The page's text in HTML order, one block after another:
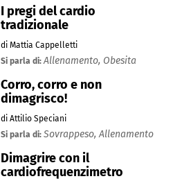
I pregi del cardio
tradizionale
di Mattia Cappelletti
Si parla di:Allenamento, Obesita
Corro, corro e non
dimagrisco!
di Attilio Speciani
Si parla di: Sovrappeso,Allenamento
Dimagrire con il
cardiofrequenzimetro